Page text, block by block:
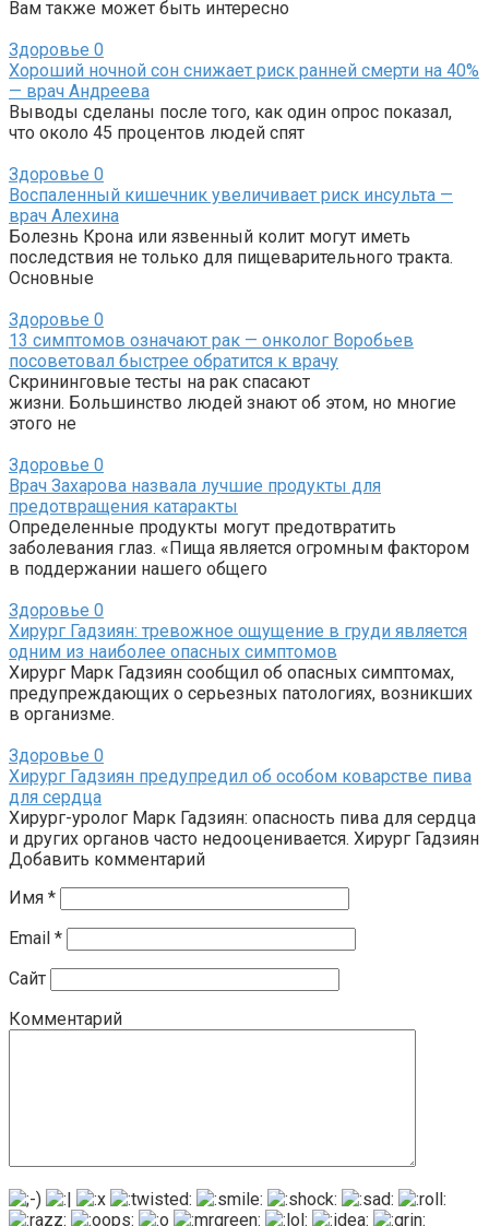
Вам также может быть интересно
Здоровье 0
Хороший ночной сон снижает риск ранней смерти на 40%
— врач Андреева
Выводы сделаны после того, как один опрос показал,
что около 45 процентов людей спят
Здоровье 0
Воспаленный кишечник увеличивает риск инсульта —
врач Алехина
Болезнь Крона или язвенный колит могут иметь
последствия не только для пищеварительного тракта.
Основные
Здоровье 0
13 симптомов означают рак — онколог Воробьев
посоветовал быстрее обратится к врачу
Скрининговые тесты на рак спасают
жизни. Большинство людей знают об этом, но многие
этого не
Здоровье 0
Врач Захарова назвала лучшие продукты для
предотвращения катаракты
Определенные продукты могут предотвратить
заболевания глаз. «Пища является огромным фактором
в поддержании нашего общего
Здоровье 0
Хирург Гадзиян: тревожное ощущение в груди является
одним из наиболее опасных симптомов
Хирург Марк Гадзиян сообщил об опасных симптомах,
предупреждающих о серьезных патологиях, возникших
в организме.
Здоровье 0
Хирург Гадзиян предупредил об особом коварстве пива
для сердца
Хирург-уролог Марк Гадзиян: опасность пива для сердца
и других органов часто недооценивается. Хирург Гадзиян
Добавить комментарий
Имя *
Email *
Сайт
Комментарий